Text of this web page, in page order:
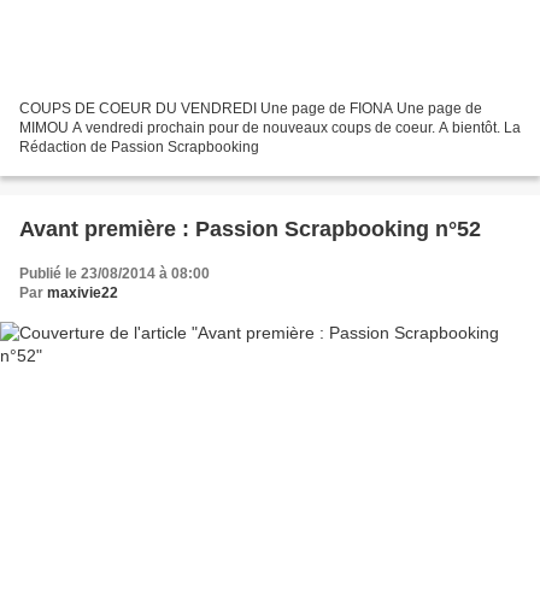
COUPS DE COEUR DU VENDREDI Une page de FIONA Une page de
MIMOU A vendredi prochain pour de nouveaux coups de coeur. A bientôt. La
Rédaction de Passion Scrapbooking
Avant première : Passion Scrapbooking n°52
Publié le 23/08/2014 à 08:00
Par maxivie22